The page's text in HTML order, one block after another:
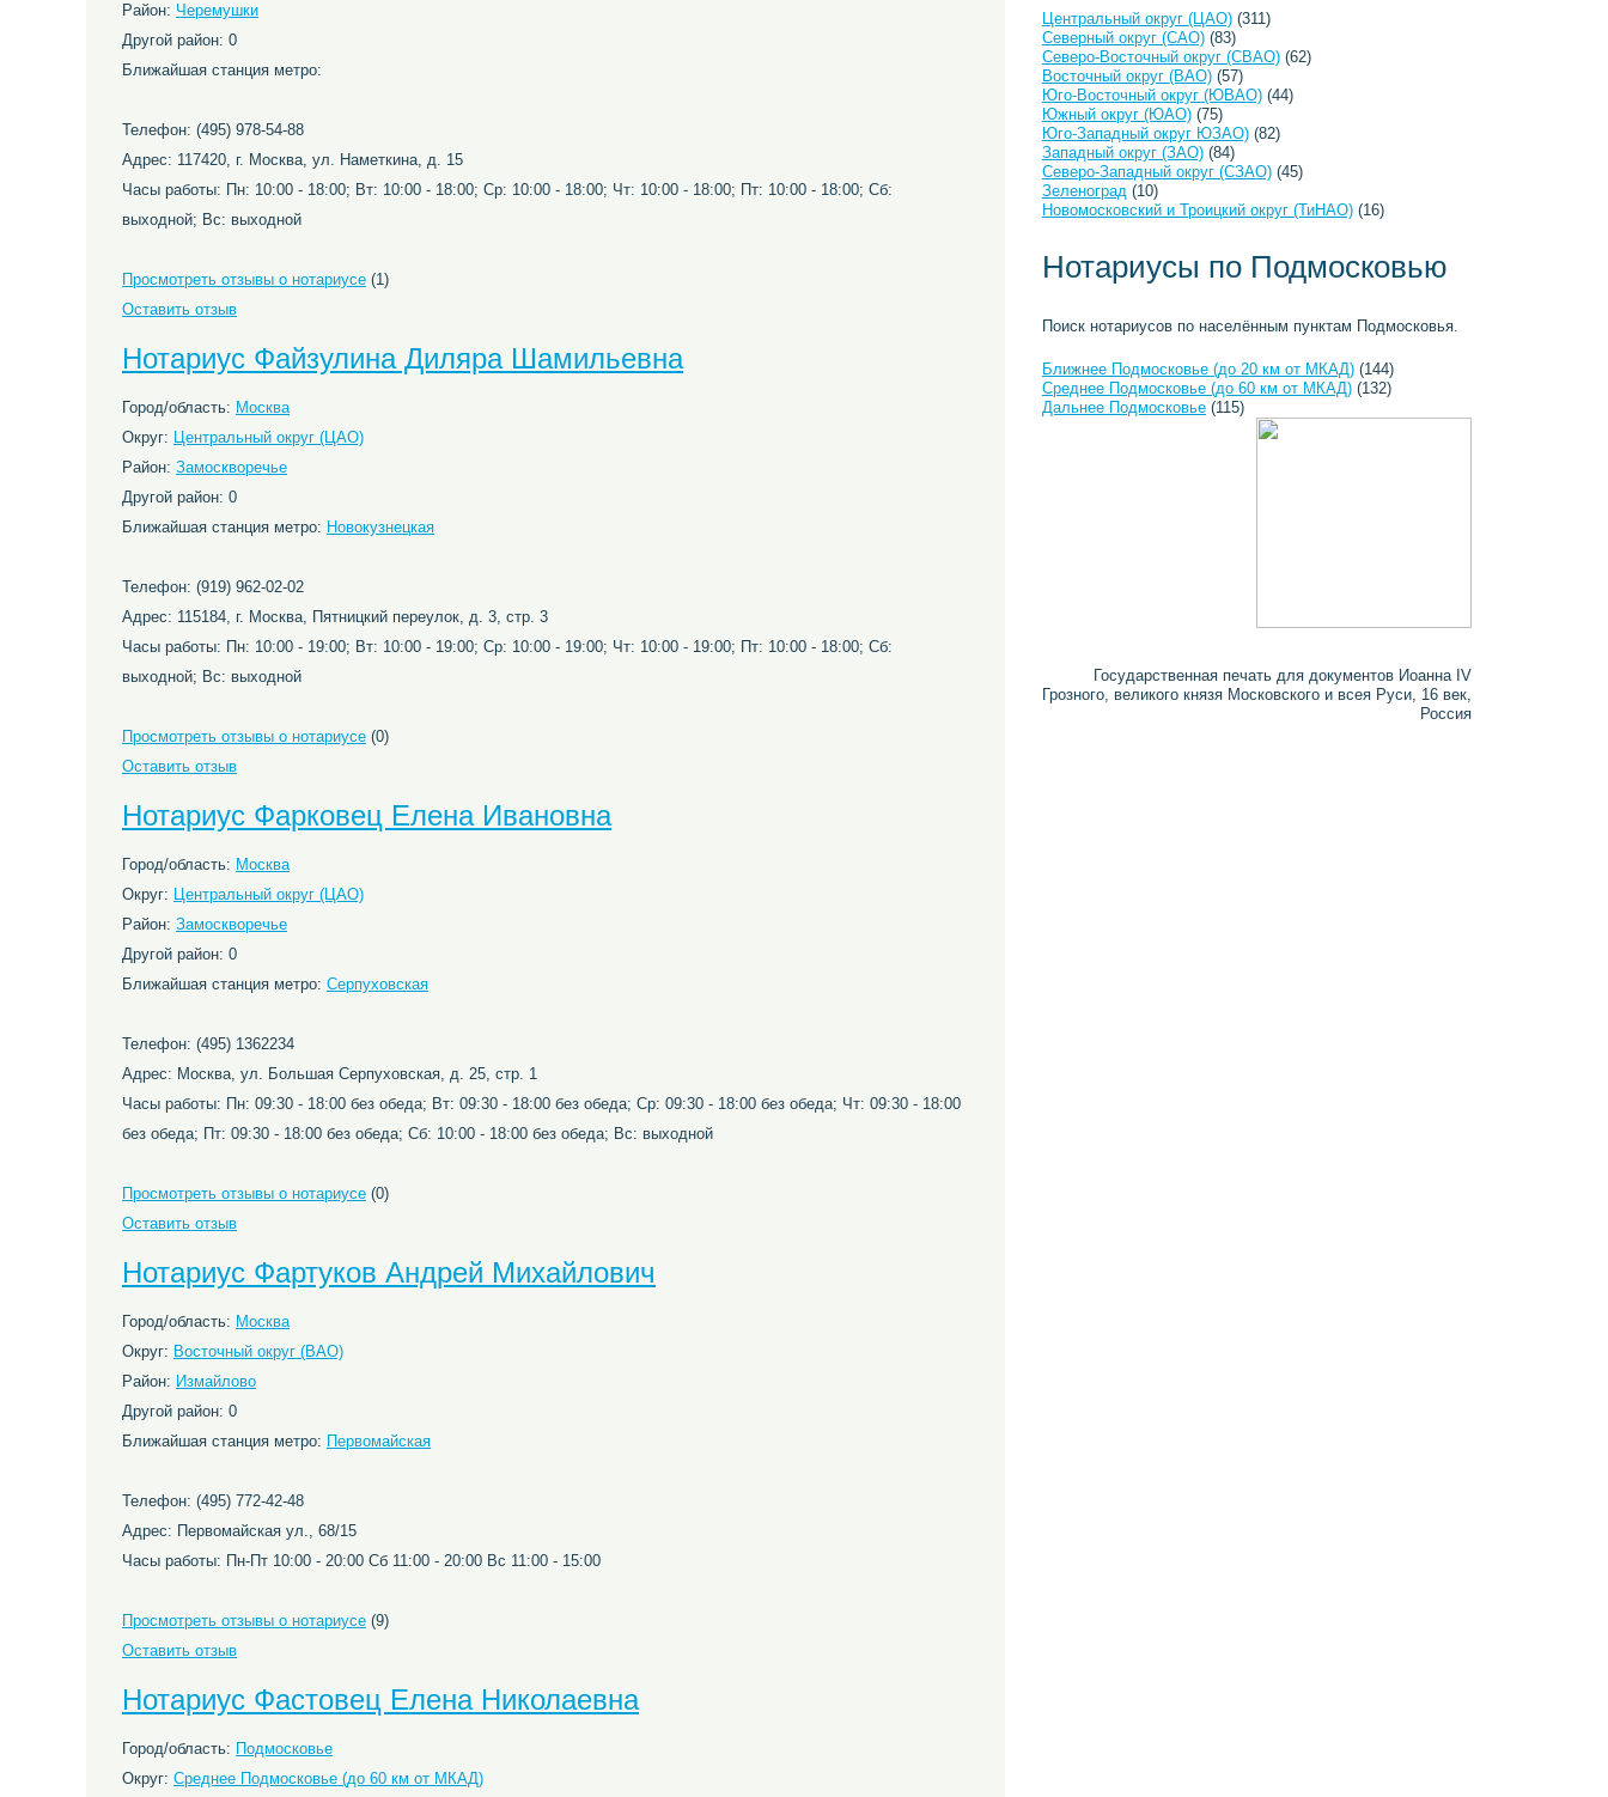
Район: Черемушки
Другой район: 0
Ближайшая станция метро:
Телефон: (495) 978-54-88
Адрес: 117420, г. Москва, ул. Наметкина, д. 15
Часы работы: Пн: 10:00 - 18:00; Вт: 10:00 - 18:00; Ср: 10:00 - 18:00; Чт: 10:00 - 18:00; Пт: 10:00 - 18:00; Сб:
выходной; Вс: выходной
Просмотреть отзывы о нотариусе (1)
Оставить отзыв
Нотариус Файзулина Диляра Шамильевна
Город/область: Москва
Округ: Центральный округ (ЦАО)
Район: Замоскворечье
Другой район: 0
Ближайшая станция метро: Новокузнецкая
Телефон: (919) 962-02-02
Адрес: 115184, г. Москва, Пятницкий переулок, д. 3, стр. 3
Часы работы: Пн: 10:00 - 19:00; Вт: 10:00 - 19:00; Ср: 10:00 - 19:00; Чт: 10:00 - 19:00; Пт: 10:00 - 18:00; Сб:
выходной; Вс: выходной
Просмотреть отзывы о нотариусе (0)
Оставить отзыв
Нотариус Фарковец Елена Ивановна
Город/область: Москва
Округ: Центральный округ (ЦАО)
Район: Замоскворечье
Другой район: 0
Ближайшая станция метро: Серпуховская
Телефон: (495) 1362234
Адрес: Москва, ул. Большая Серпуховская, д. 25, стр. 1
Часы работы: Пн: 09:30 - 18:00 без обеда; Вт: 09:30 - 18:00 без обеда; Ср: 09:30 - 18:00 без обеда; Чт: 09:30 - 18:00
без обеда; Пт: 09:30 - 18:00 без обеда; Сб: 10:00 - 18:00 без обеда; Вс: выходной
Просмотреть отзывы о нотариусе (0)
Оставить отзыв
Нотариус Фартуков Андрей Михайлович
Город/область: Москва
Округ: Восточный округ (ВАО)
Район: Измайлово
Другой район: 0
Ближайшая станция метро: Первомайская
Телефон: (495) 772-42-48
Адрес: Первомайская ул., 68/15
Часы работы: Пн-Пт 10:00 - 20:00 Сб 11:00 - 20:00 Вс 11:00 - 15:00
Просмотреть отзывы о нотариусе (9)
Оставить отзыв
Нотариус Фастовец Елена Николаевна
Город/область: Подмосковье
Округ: Среднее Подмосковье (до 60 км от МКАД)
Центральный округ (ЦАО) (311)
Северный округ (САО) (83)
Северо-Восточный округ (СВАО) (62)
Восточный округ (ВАО) (57)
Юго-Восточный округ (ЮВАО) (44)
Южный округ (ЮАО) (75)
Юго-Западный округ ЮЗАО) (82)
Западный округ (ЗАО) (84)
Северо-Западный округ (СЗАО) (45)
Зеленоград (10)
Новомосковский и Троицкий округ (ТиНАО) (16)
Нотариусы по Подмосковью
Поиск нотариусов по населённым пунктам Подмосковья.
Ближнее Подмосковье (до 20 км от МКАД) (144)
Среднее Подмосковье (до 60 км от МКАД) (132)
Дальнее Подмосковье (115)
Государственная печать для документов Иоанна IV
Грозного, великого князя Московского и всея Руси, 16 век,
Россия